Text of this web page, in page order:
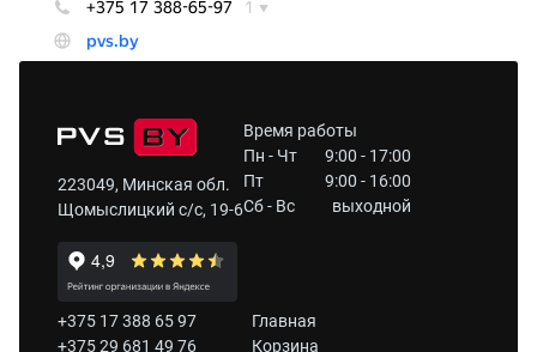
223049, Минская обл.
Щомыслицкий с/с, 19-6
Время работы
Пн - Чт
9:00 - 17:00
Пт
9:00 - 16:00
Сб - Вс
выходной
+375 17 388 65 97
+375 29 681 49 76
Главная
Корзина